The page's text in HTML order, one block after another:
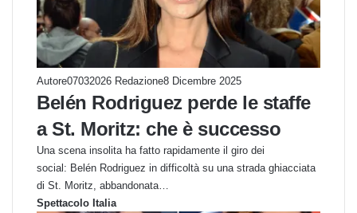
Autore07032026 Redazione8 Dicembre 2025
Belén Rodriguez perde le staffe
a St. Moritz: che è successo
Una scena insolita ha fatto rapidamente il giro dei
social: Belén Rodriguez in difficoltà su una strada ghiacciata
di St. Moritz, abbandonata…
Spettacolo Italia